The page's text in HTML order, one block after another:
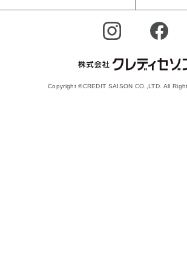
Copyright ©CREDIT SAISON CO.,LTD. All